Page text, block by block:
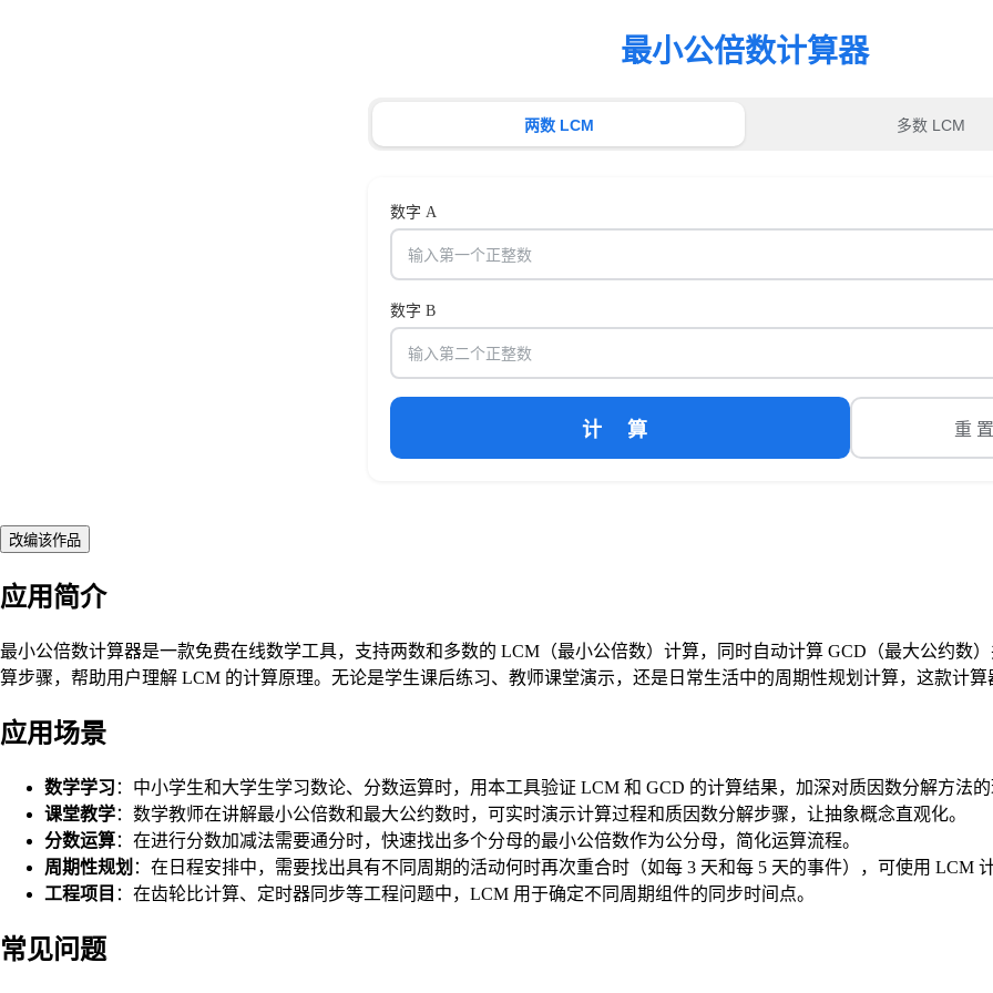
最小公倍数计算器
两数 LCM 多数 LCM
数字 A
数字 B
计 算 重
改编该作品
应用简介
最小公倍数计算器是一款免费在线数学工具，支持两数和多数的 LCM（最小公倍数）计算，同时自动计算 GCD（最大公约数
算步骤，帮助用户理解 LCM 的计算原理。无论是学生课后练习、教师课堂演示，还是日常生活中的周期性规划计算，这款计
应用场景
数学学习 ：中小学生和大学生学习数论、分数运算时，用本工具验证 LCM 和 GCD 的计算结果，加深对质因数分解方法
课堂教学：数学教师在讲解最小公倍数和最大公约数时，可实时演示计算过程和质因数分解步骤，让抽象概念直观化。
分数运算：在进行分数加减法需要通分时，快速找出多个分母的最小公倍数作为公分母，简化运算流程。
周期性规划 ：在日程安排中，需要找出具有不同周期的活动何时再次重合时（如每 3 天和每 5 天的事件），可使用 LCM
工程项目 ：在齿轮比计算、定时器同步等工程问题中，LCM 用于确定不同周期组件的同步时间点。
常见问题